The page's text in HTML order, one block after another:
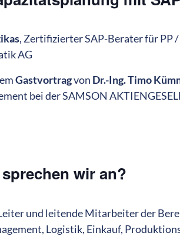
, Zertifizierter SAP-Berater für PP
AG
Gastvortragvon Dr.-Ing. Timo
bei der SAMSON
wir an?
und leitende Mitarbeiter der
Logistik, Einkauf,